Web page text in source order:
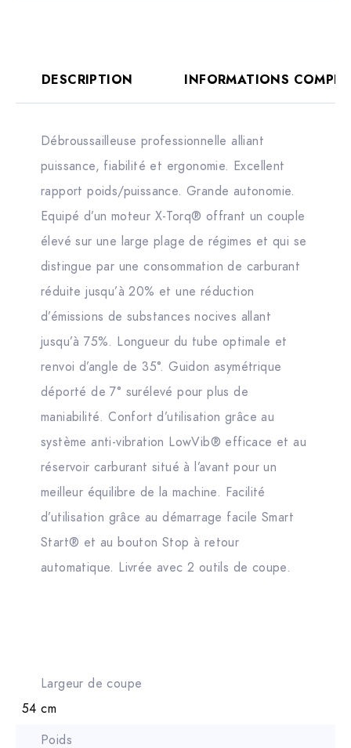
DESCRIPTION INFORMATIONS
Débroussailleuse professionnelle alliant
puissance, fiabilité et ergonomie. Excellent
rapport poids/puissance. Grande autonomie.
Equipé d’un moteur X-Torq® offrant un couple
élevé sur une large plage de régimes et qui se
distingue par une consommation de carburant
réduite jusqu’à 20% et une réduction
d’émissions de substances nocives allant
jusqu’à 75%. Longueur du tube optimale et
renvoi d’angle de 35°. Guidon asymétrique
déporté de 7° surélevé pour plus de
maniabilité. Confort d’utilisation grâce au
système anti-vibration LowVib® efficace et au
réservoir carburant situé à l’avant pour un
meilleur équilibre de la machine. Facilité
d’utilisation grâce au démarrage facile Smart
Start® et au bouton Stop à retour
automatique. Livrée avec 2 outils de coupe.
Largeur de coupe
54 cm
Poids